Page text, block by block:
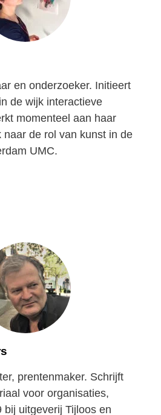
en onderzoeker. Initieert
de wijk interactieve
momenteel aan haar
naar de rol van kunst in de
UMC.
prentenmaker. Schrijft
voor organisaties,
bij uitgeverij Tijloos en